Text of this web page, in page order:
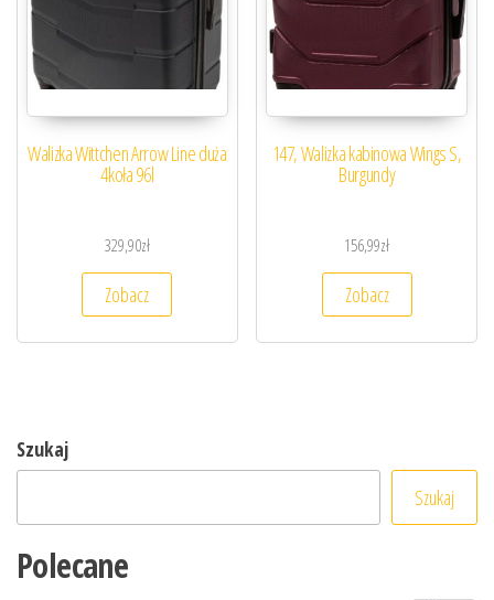
Walizka Wittchen Arrow Line duża
4koła 96l
329,90zł
Zobacz
147, Walizka kabinowa Wings S,
Burgundy
156,99zł
Zobacz
Szukaj
Szukaj
Polecane